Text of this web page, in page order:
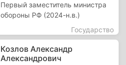
Первый заместитель министра
обороны РФ (2024-н.в.)
Государство
Козлов Александр
Александрович